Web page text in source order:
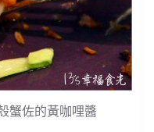
蟹佐的黃咖哩醬